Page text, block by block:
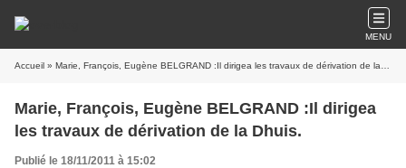
MENU
Accueil » Marie, François, Eugène BELGRAND :Il dirigea les travaux de dérivation de la Dhuis.
Marie, François, Eugène BELGRAND :Il dirigea
les travaux de dérivation de la Dhuis.
Publié le 18/11/2011 à 15:02